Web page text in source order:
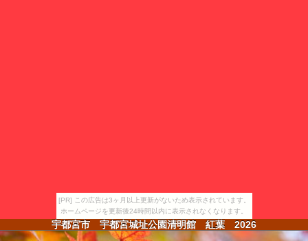
[PR] この広告は3ヶ月以上更新がないため表示されています。
ホームページを更新後24時間以内に表示されなくなります。
宇都宮市 宇都宮城址公園清明館 紅葉 2026